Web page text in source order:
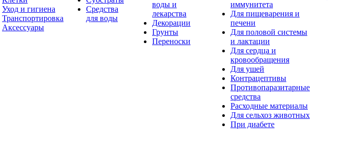
Уход и гигиена
Транспортировка
Аксессуары
Средства
для воды
воды и
лекарства
Декорации
Грунты
Переноски
иммунитета
Для пищеварения и
печени
Для половой системы
и лактации
Для сердца и
кровообращения
Для ушей
Контрацептивы
Противопаразитарные
средства
Расходные материалы
Для сельхоз животных
При диабете